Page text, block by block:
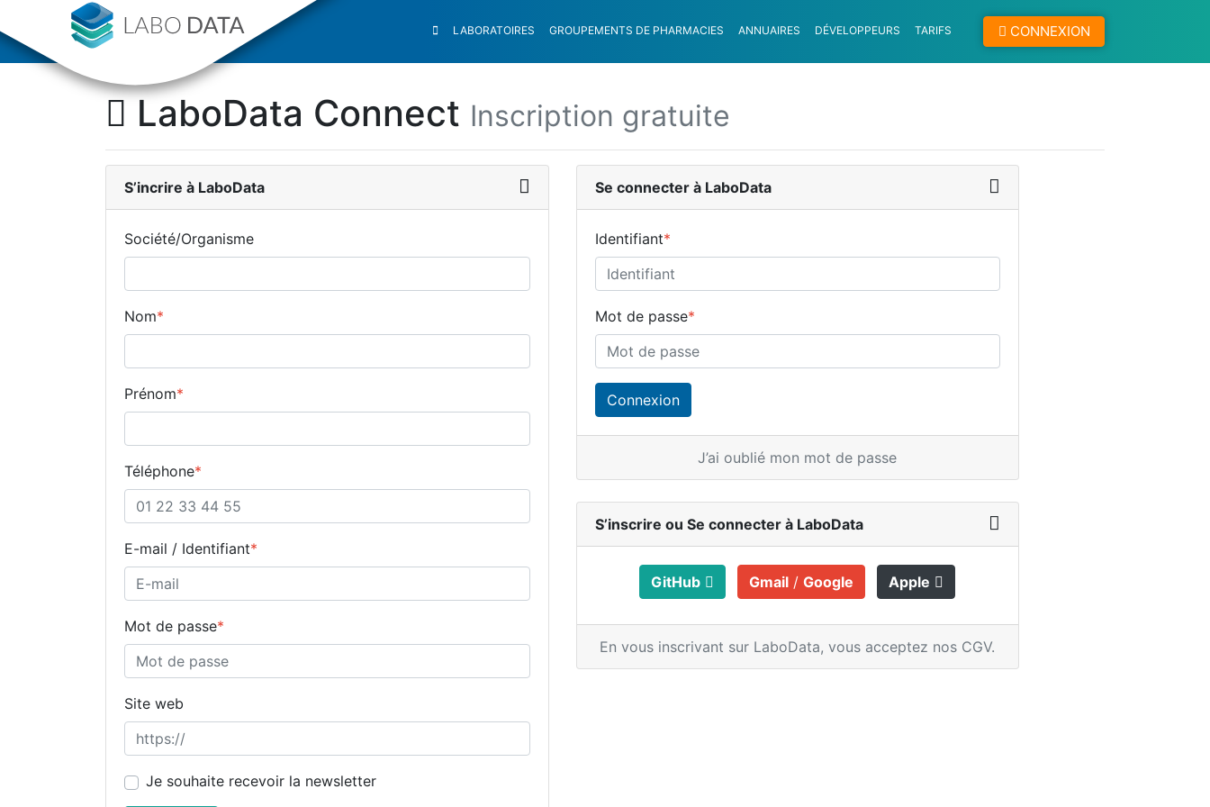
CONNEXION
LABORATOIRES GROUPEMENTS DE PHARMACIES ANNUAIRES DÉVELOPPEURS TARIFS
LaboData Connect Inscription gratuite
S’incrire à LaboData
Société/Organisme
Nom*
Prénom*
Téléphone*
E-mail / Identifiant*
Mot de passe*
Site web
Je souhaite recevoir la newsletter
Se connecter à LaboData
Identifiant*
Mot de passe*
J’ai oublié mon mot de passe
S’inscrire ou Se connecter à LaboData
GitHub Gmail /Google Apple
En vous inscrivant sur LaboData,vous acceptez nos CGV.